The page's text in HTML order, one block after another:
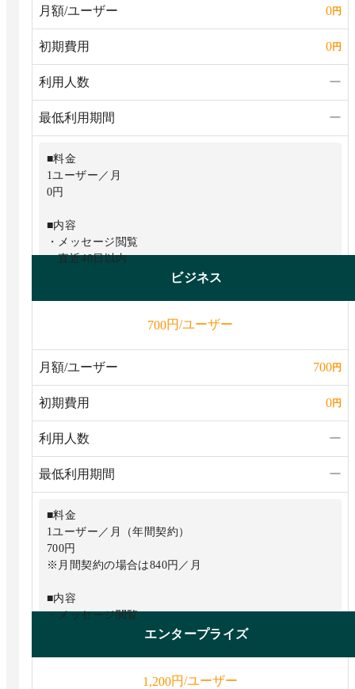
月額/ユーザー 0円
初期費用 0円
利用人数 ー
最低利用期間 ー
■料金
1ユーザー／月
0円
■内容
・メッセージ閲覧
直近40日以内
組織外20人／1ユーザー
・チャット／タスク管理／ファイル管理
・ビデオ通話／音声通話
1対1
・ユーザー管理
※一部制限あり
ビジネス
700円/ユーザー
月額/ユーザー 700円
初期費用 0円
利用人数 ー
最低利用期間 ー
■料金
1ユーザー／月（年間契約）
700円
※月間契約の場合は840円／月
■内容
・メッセージ閲覧
エンタープライズ
1,200円/ユーザー